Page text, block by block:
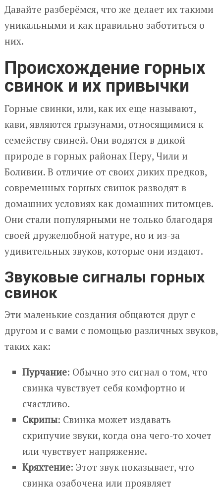
Давайте разберёмся, что же делает их такими
уникальными и как правильно заботиться о
них.
Происхождение горных
свинок и их привычки
Горные свинки, или, как их еще называют,
кави, являются грызунами, относящимися к
семейству свиней. Они водятся в дикой
природе в горных районах Перу, Чили и
Боливии. В отличие от своих диких предков,
современных горных свинок разводят в
домашних условиях как домашних питомцев.
Они стали популярными не только благодаря
своей дружелюбной натуре, но и из-за
удивительных звуков, которые они издают.
Звуковые сигналы горных
свинок
Эти маленькие создания общаются друг с
другом и с вами с помощью различных звуков,
таких как:
Пурчание: Обычно это сигнал о том, что
свинка чувствует себя комфортно и
счастливо.
Скрипы: Свинка может издавать
скрипучие звуки, когда она чего-то хочет
или чувствует напряжение.
Кряхтение: Этот звук показывает, что
свинка озабочена или проявляет